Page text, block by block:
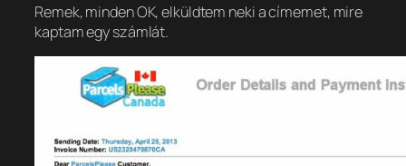
Remek, minden OK, elküldtem neki a címemet, mire
kaptam egy számlát.